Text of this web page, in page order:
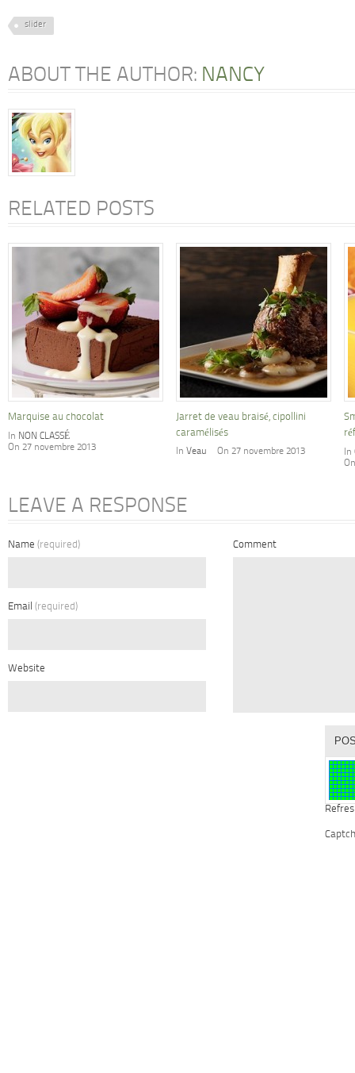
slider
ABOUT THE AUTHOR: NANCY
RELATED POSTS
Marquise au chocolat
In NON CLASSÉ
On 27 novembre 2013
Jarret de veau braisé, cipollini
caramélisés
In Veau On 27 novembre 2013 In
LEAVE A RESPONSE
Name (required)
Email (required)
Website
Comment